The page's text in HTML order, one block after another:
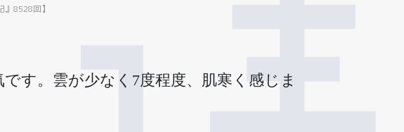
8528回】
す。雲が少なく7度程度、肌寒く感じま